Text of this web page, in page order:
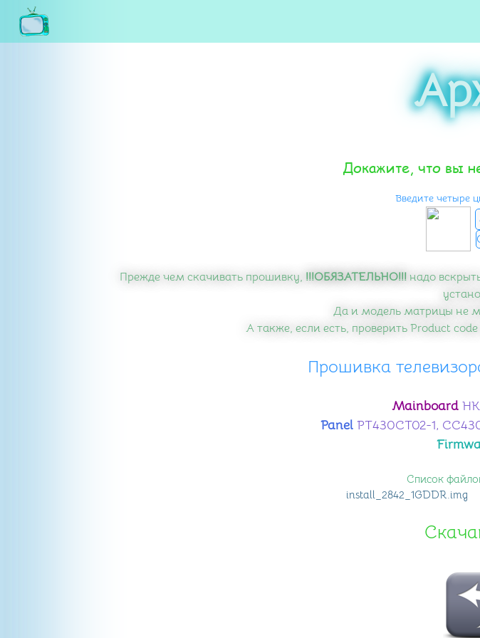
Докажите, что вы
Введите четыре
Прежде чем скачивать прошивку, !!!ОБЯЗАТЕЛЬНО!!! надо
Да и модель матрицы не
А также, если есть, проверить Product
Прошивка
Mainboard
PanelPT430CT02-1,
Список
install_2842_1GDDR .img